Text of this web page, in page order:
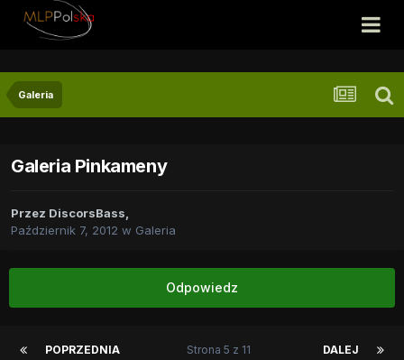
Galeria
Galeria Pinkameny
Przez DiscorsBass,
Październik 7, 2012 w Galeria
Odpowiedz
POPRZEDNIA DALEJ
Strona 5 z 11